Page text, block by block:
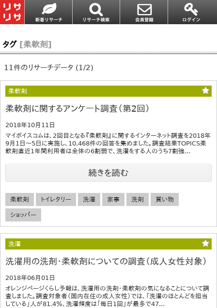
タグ [柔軟剤]
11件のリサーチデータ (1/2)
柔軟剤
柔軟剤に関するアンケート調査（第2回）
2018年10月11日
マイボイスコムは、2回目となる『柔軟剤』に関するインターネット調査を2018年
9月1日～5日に実施し、10,468件の回答を集めました。調査結果TOPICS柔
軟剤直近1年間利用者は全体の6割弱で、洗濯をする人のうち7割強...
続きを読む
柔軟剤 トイレタリー 洗濯 家事 洗剤 買い物
ショッパー
洗濯
洗濯用の洗剤・柔軟剤についての調査（成人女性対象）
2018年06月01日
オレンジページくらし予報は、洗濯用の洗剤・柔軟剤の気になることについて調
査しました。調査対象者（国内在住の成人女性）では、「洗濯のほとんどを担当
している」人が81.4％、洗濯頻度は「毎日1回」が最多で47...